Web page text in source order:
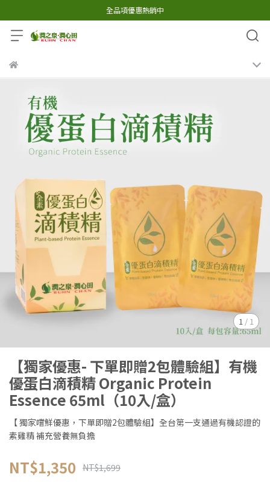
全品項優惠熱銷中
1 / 1
【獨家優惠- 下單即贈2包體驗組】有機
優蛋白滴積精 Organic Protein
Essence 65ml（10入/盒）
【 獨家嚐鮮優惠，下單即贈2包體驗組】全台第一支通過有機認證的
素雞精 補充營養無負擔
NT$1,350 NT$1,699